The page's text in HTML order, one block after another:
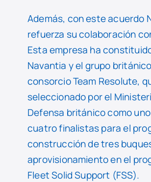
Además, con este acuerdo
refuerza su colaboración
Esta empresa ha
Navantia y el grupo
consorcio Team Resolute,
seleccionado por el
Defensa británico como
cuatro finalistas para el
construcción de tres
aprovisionamiento en el
Fleet Solid Support (FSS).